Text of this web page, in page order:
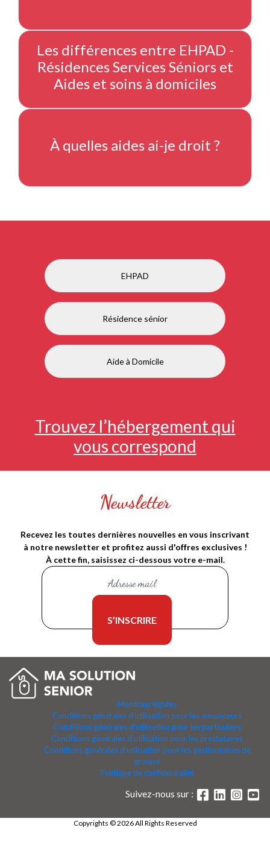
Les différences entre EHPAD -
Résidences Services Séniors et
Aides et soins à domiciles
À quelles aides ai-je droit ?
EHPAD
Résidence sénior
Aide à Domicile
Trouvez l’hébergement qui
vous correspond
Newsletter
Recevez les toutes dernières nouvelles en vous inscrivant
à notre newsletter et profitez aussi d'offres exclusives !
À cette fin, saisissez ci-dessous votre e-mail.
Mentions légales
Conditions générales d'utilisation pour les annonceurs
Conditions générales d'utilisation pour les particuliers
Conditions générales d'utilisation pour les prestataires
Conditions générales d'utilisation pour les gestionnaires de
groupe
Politique de confidentialité
Suivez-nous sur :
Copyrights © 2026 All Rights Reserved